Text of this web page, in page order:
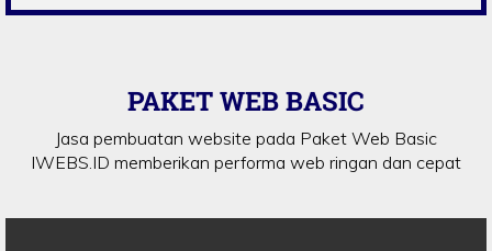
PAKET WEB BASIC
Jasa pembuatan website pada Paket Web Basic
IWEBS.ID memberikan performa web ringan dan cepat